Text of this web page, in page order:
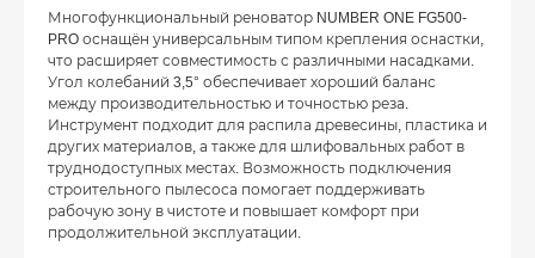
Многофункциональный реноватор NUMBER ONE FG500-
PRO оснащён универсальным типом крепления оснастки,
что расширяет совместимость с различными насадками.
Угол колебаний 3,5° обеспечивает хороший баланс
между производительностью и точностью реза.
Инструмент подходит для распила древесины, пластика и
других материалов, а также для шлифовальных работ в
труднодоступных местах. Возможность подключения
строительного пылесоса помогает поддерживать
рабочую зону в чистоте и повышает комфорт при
продолжительной эксплуатации.